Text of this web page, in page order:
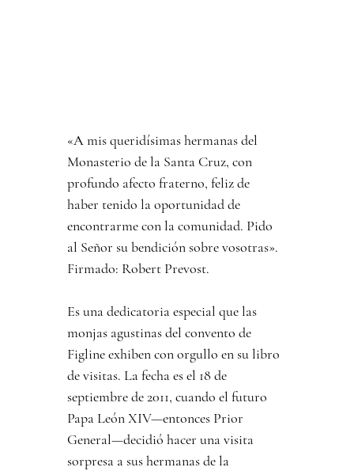
«A mis queridísimas hermanas del
Monasterio de la Santa Cruz, con
profundo afecto fraterno, feliz de
haber tenido la oportunidad de
encontrarme con la comunidad. Pido
al Señor su bendición sobre vosotras».
Firmado: Robert Prevost.
Es una dedicatoria especial que las
monjas agustinas del convento de
Figline exhiben con orgullo en su libro
de visitas. La fecha es el 18 de
septiembre de 2011, cuando el futuro
Papa León XIV—entonces Prior
General—decidió hacer una visita
sorpresa a sus hermanas de la